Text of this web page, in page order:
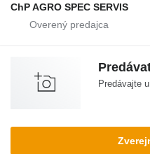
ChP AGRO SPEC SERVIS
Predávajte